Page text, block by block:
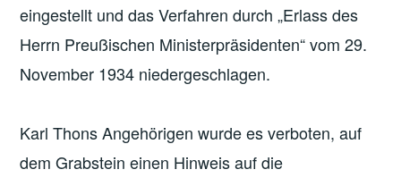
eingestellt und das Verfahren durch „Erlass des
Herrn Preußischen Ministerpräsidenten“ vom 29.
November 1934 niedergeschlagen.
Karl Thons Angehörigen wurde es verboten, auf
dem Grabstein einen Hinweis auf die